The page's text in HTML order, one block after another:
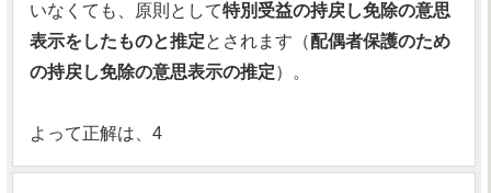
いなくても、原則として特別受益の持戻し免除の意思
表示をしたものと推定とされます（配偶者保護のため
の持戻し免除の意思表示の推定）。
よって正解は、4